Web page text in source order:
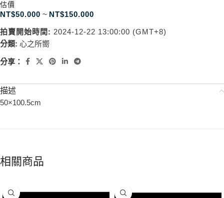
估價
NT$50.000 ~ NT$150.000
拍賣開始時間: 2024-12-22 13:00:00 (GMT+8)
分類: 心之所嚮
分享：
描述
50×100.5cm
相關商品